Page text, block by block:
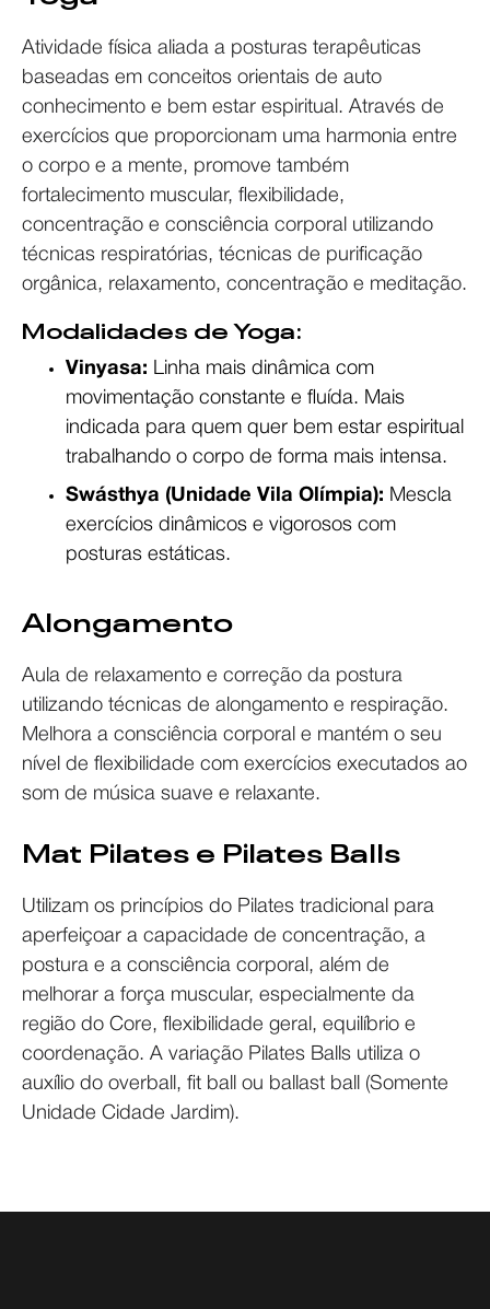
Atividade física aliada a posturas terapêuticas
baseadas em conceitos orientais de auto
conhecimento e bem estar espiritual. Através de
exercícios que proporcionam uma harmonia entre
o corpo e a mente, promove também
fortalecimento muscular, flexibilidade,
concentração e consciência corporal utilizando
técnicas respiratórias, técnicas de purificação
orgânica, relaxamento, concentração e meditação.
Modalidades de Yoga:
Vinyasa: Linha mais dinâmica com
movimentação constante e fluída. Mais
indicada para quem quer bem estar espiritual
trabalhando o corpo de forma mais intensa.
Swásthya (Unidade Vila Olímpia): Mescla
exercícios dinâmicos e vigorosos com
posturas estáticas.
Alongamento
Aula de relaxamento e correção da postura
utilizando técnicas de alongamento e respiração.
Melhora a consciência corporal e mantém o seu
nível de flexibilidade com exercícios executados ao
som de música suave e relaxante.
Mat Pilates e Pilates Balls
Utilizam os princípios do Pilates tradicional para
aperfeiçoar a capacidade de concentração, a
postura e a consciência corporal, além de
melhorar a força muscular, especialmente da
região do Core, flexibilidade geral, equilíbrio e
coordenação. A variação Pilates Balls utiliza o
auxílio do overball, fit ball ou ballast ball (Somente
Unidade Cidade Jardim).